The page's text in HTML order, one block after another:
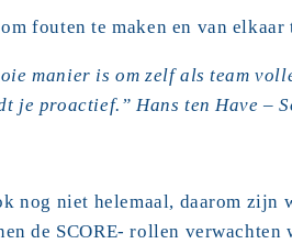
fouten te maken en van elkaar
manier is om zelf als team
je proactief.” Hans ten Have –
nog niet helemaal, daarom zijn
de SCORE- rollen